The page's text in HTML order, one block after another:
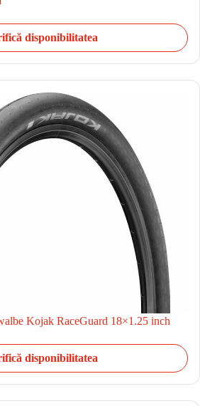
disponibilitatea
Kojak RaceGuard 18×1.25 inch
disponibilitatea